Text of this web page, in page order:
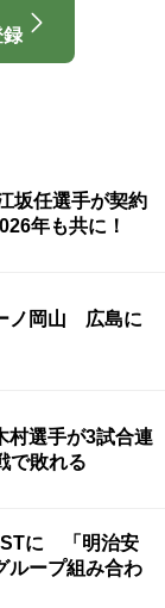
坂任選手が契約
年も共に！
ノ岡山 広島に
選手が3試合連
で敗れる
に 「明治安
ループ組み合わ